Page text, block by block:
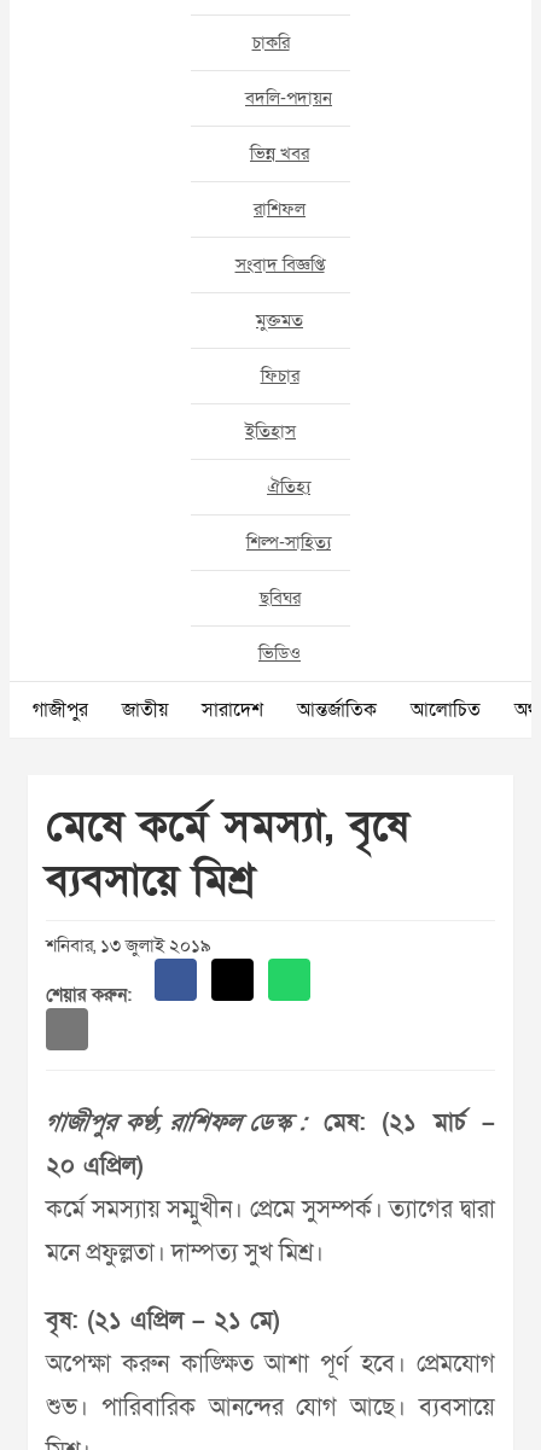
চাকরি
বদলি-পদায়ন
ভিন্ন খবর
রাশিফল
সংবাদ বিজ্ঞপ্তি
মুক্তমত
ফিচার
ইতিহাস
ঐতিহ্য
শিল্প-সাহিত্য
ছবিঘর
ভিডিও
গাজীপুর জাতীয় সারাদেশ আন্তর্জাতিক আলোচিত
মেষে কর্মে সমস্যা, বৃষে
ব্যবসায়ে মিশ্র
শনিবার, ১৩ জুলাই ২০১৯
শেয়ার করুন:
গাজীপুর কণ্ঠ, রাশিফল ডেস্ক :মেষ: (২১ মার্চ –
২০ এপ্রিল)
কর্মে সমস্যায় সম্মুখীন। প্রেমে সুসম্পর্ক। ত্যাগের দ্বারা
মনে প্রফুল্লতা। দাম্পত্য সুখ মিশ্র।
বৃষ: (২১ এপ্রিল – ২১ মে)
অপেক্ষা করুন কাঙ্ক্ষিত আশা পূর্ণ হবে। প্রেমযোগ
শুভ। পারিবারিক আনন্দের যোগ আছে। ব্যবসায়ে